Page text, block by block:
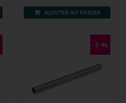
AJOUTER AU PANIER
-1 %